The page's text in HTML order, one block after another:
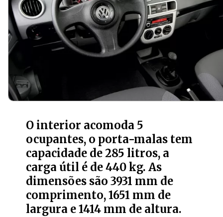
O interior acomoda 5
ocupantes, o porta-malas tem
capacidade de 285 litros, a
carga útil é de 440 kg. As
dimensões são 3931 mm de
comprimento, 1651 mm de
largura e 1414 mm de altura.